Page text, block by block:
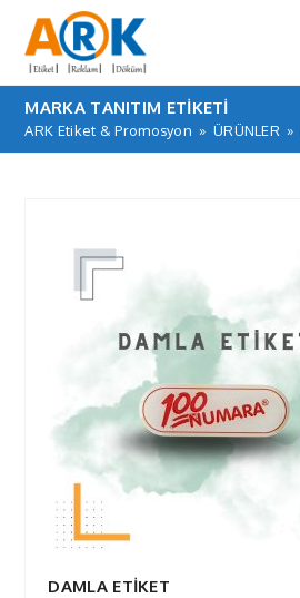
MARKA TANITIM ETIKETI
ARK Etiket & Promosyon » ÜRÜNLER »
DAMLA ETİKET